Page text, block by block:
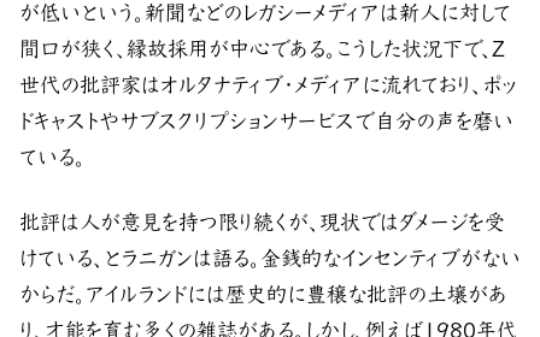
が低いという。新聞などのレガシーメディアは新人に対して
間口が狭く、縁故採用が中心である。こうした状況下で、Z
世代の批評家はオルタナティブ・メディアに流れており、ポッ
ドキャストやサブスクリプションサービスで自分の声を磨い
ている。
批評は人が意見を持つ限り続くが、現状ではダメージを受
けている、とラニガンは語る。金銭的なインセンティブがない
からだ。アイルランドには歴史的に豊穣な批評の土壌があ
り、才能を育む多くの雑誌がある。しかし、例えば1980年代